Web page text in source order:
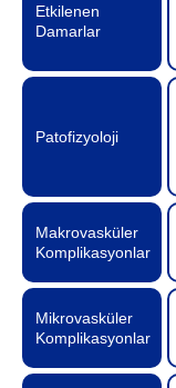
Etkilenen
Damarlar
Patofizyoloji
Makrovasküler
Komplikasyonlar
Mikrovasküler
Komplikasyonlar